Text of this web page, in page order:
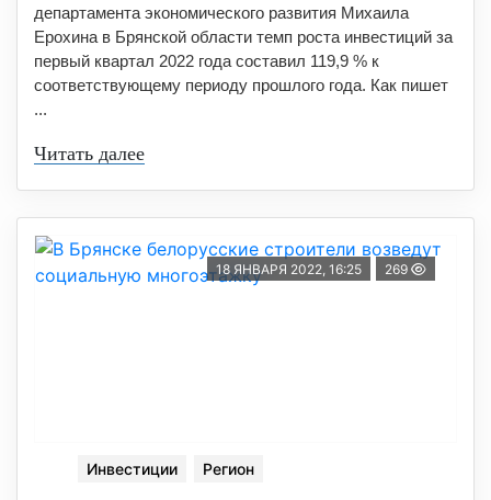
департамента экономического развития Михаила
Ерохина в Брянской области темп роста инвестиций за
первый квартал 2022 года составил 119,9 % к
соответствующему периоду прошлого года. Как пишет
...
Читать далее
18 ЯНВАРЯ 2022, 16:25 269
Инвестиции Регион